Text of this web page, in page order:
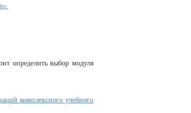
определить выбор модуля
комплексного учебного